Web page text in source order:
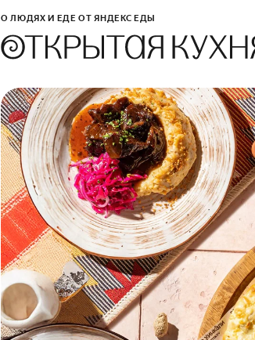
О ЛЮДЯХ И ЕДЕ ОТ ЯНДЕКС ЕДЫ